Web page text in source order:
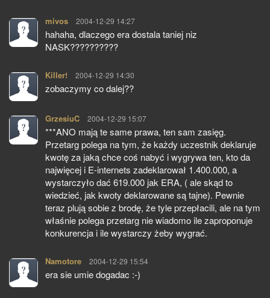
mivos pisze:
2004-12-29 14:27
hahaha, dlaczego era dostala taniej niz
NASK??????????
Killer! pisze:
2004-12-29 14:30
zobaczymy co dalej??
GrzesiuC pisze:
2004-12-29 15:07
***ANO mają te same prawa, ten sam zasięg.
Przetarg polega na tym, że każdy uczestnik deklaruje
kwotę za jaką chce coś nabyć i wygrywa ten, kto da
najwięcej i E-internets zadeklarował 1.400.000, a
wystarczyło dać 619.000 jak ERA, ( ale skąd to
wiedzieć, jak kwoty deklarowane są tajne). Pewnie
teraz plują sobie z brodę, że tyle przepłacili, ale na tym
właśnie polega przetarg nie wiadomo ile zaproponuje
konkurencja i ile wystarczy żeby wygrać.
Namotore pisze:
2004-12-29 15:54
era sie umie dogadac :-)